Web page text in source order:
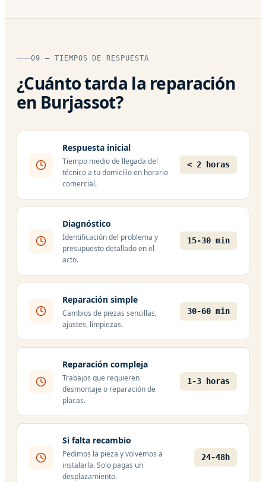
09 — TIEMPOS DE RESPUESTA
¿Cuánto tarda la reparación
en Burjassot?
Respuesta inicial
Tiempo medio de llegada del
técnico a tu domicilio en horario
comercial.
< 2 horas
Diagnóstico
Identificación del problema y
presupuesto detallado en el
acto.
15-30 min
Reparación simple
Cambios de piezas sencillas,
ajustes, limpiezas.
30-60 min
Reparación compleja
Trabajos que requieren
desmontaje o reparación de
placas.
1-3 horas
Si falta recambio
Pedimos la pieza y volvemos a
instalarla. Solo pagas un
desplazamiento.
24-48h